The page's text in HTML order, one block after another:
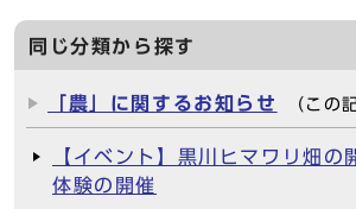
同じ分類から探す
「農」に関するお知らせ （この
【イベント】黒川ヒマワリ畑の
体験の開催